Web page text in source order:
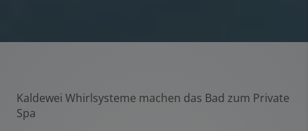
Kaldewei Whirlsysteme machen das Bad zum Private
Spa